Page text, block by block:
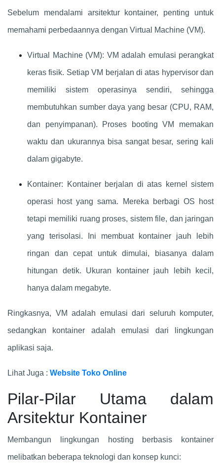
Sebelum mendalami arsitektur kontainer, penting untuk
memahami perbedaannya dengan Virtual Machine (VM).
Virtual Machine (VM): VM adalah emulasi perangkat
keras fisik. Setiap VM berjalan di atas hypervisor dan
memiliki sistem operasinya sendiri, sehingga
membutuhkan sumber daya yang besar (CPU, RAM,
dan penyimpanan). Proses booting VM memakan
waktu dan ukurannya bisa sangat besar, sering kali
dalam gigabyte.
Kontainer: Kontainer berjalan di atas kernel sistem
operasi host yang sama. Mereka berbagi OS host
tetapi memiliki ruang proses, sistem file, dan jaringan
yang terisolasi. Ini membuat kontainer jauh lebih
ringan dan cepat untuk dimulai, biasanya dalam
hitungan detik. Ukuran kontainer jauh lebih kecil,
hanya dalam megabyte.
Ringkasnya, VM adalah emulasi dari seluruh komputer,
sedangkan kontainer adalah emulasi dari lingkungan
aplikasi saja.
Lihat Juga : Website Toko Online
Pilar-Pilar Utama dalam
Arsitektur Kontainer
Membangun lingkungan hosting berbasis kontainer
melibatkan beberapa teknologi dan konsep kunci: